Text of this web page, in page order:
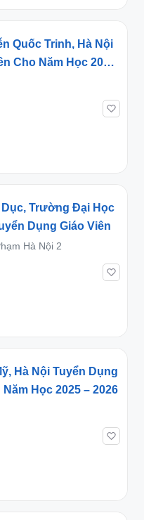
Quốc Trinh, Hà Nội
Cho Năm Học 2026-
Dục, Trường Đại Học
Dụng Giáo Viên
Hà Nội 2
Hà Nội Tuyển Dụng
Học 2025 – 2026